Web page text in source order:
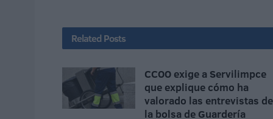
Related Posts
CCOO exige a Servilimpce
que explique cómo ha
valorado las entrevistas de
la bolsa de Guardería